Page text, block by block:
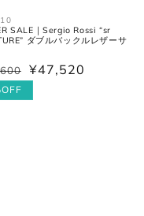
SALE｜Sergio Rossi “sr
ダブルバックルレザーサ
¥47,520